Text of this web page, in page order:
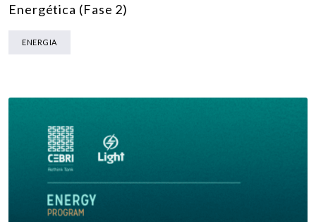
Energética (Fase 2)
ENERGIA